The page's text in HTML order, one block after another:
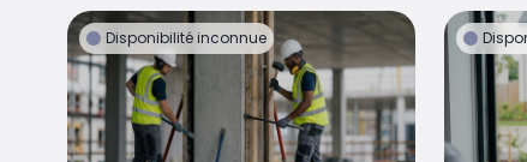
Disponibilité inconnue